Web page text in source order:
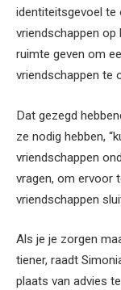
identiteitsgevoel te
vriendschappen op
ruimte geven om
vriendschappen te
Dat gezegd
ze nodig hebben,
vriendschappen
vragen, om ervoor
vriendschappen
Als je je zorgen
tiener, raadt
plaats van advies